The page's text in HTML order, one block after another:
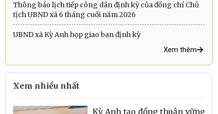
Thông báo lịch tiếp công dân định kỳ của đồng chí Chủ
tịch UBND xã 6 tháng cuối năm 2026
UBND xã Kỳ Anh họp giao ban định kỳ
Xem thêm
Xem nhiều nhất
Kỳ Anh tạo đồng thuận vững